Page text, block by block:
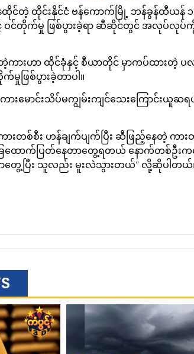
းစုနေထိုင်တဲ့ ထိုင်းနိုင်ငံ ဗန်ကောက်မြို့ ဘန်ခွ
ဝင်တိုက်မှု ဖြစ်ပွားခဲ့ရာ ဆီဆိုင်တွင် အလုပ်လုပ်ကို
ားဟာ ထိုင်ခုံနှင့် စီယာတိုင် မှာကပ်ထားတဲ့ ပ
ဖြစ်ပွားခဲ့တာပါ။
ကားမောင်းသိပ်မကျွမ်းကျင်သေးကြောင်
ားတစ်စီး ဟန်ချက်ပျက်ပြီး ဆီဖြည့်နေ
ြေထောက်ပြတ်နေတာတွေ့ရတယ် နောက်တစ်ဦ
တွေ့ပြီး သူလည်း မူးလဲသွားတယ်” လို့ဆိုပါတယ်